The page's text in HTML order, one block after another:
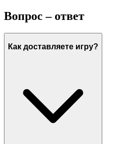
Вопрос – ответ
Как доставляете игру?